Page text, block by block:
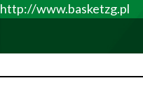
http://www.basketzg.pl